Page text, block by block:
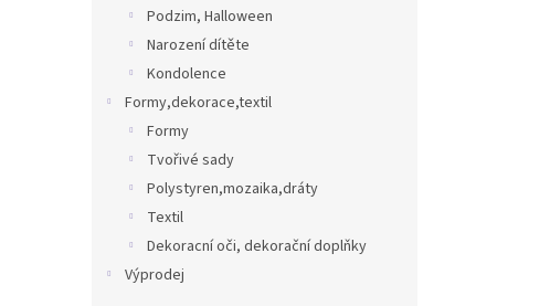
Podzim, Halloween
Narození dítěte
Kondolence
Formy,dekorace,textil
Formy
Tvořivé sady
Polystyren,mozaika,dráty
Textil
Dekoracní oči, dekorační doplňky
Výprodej